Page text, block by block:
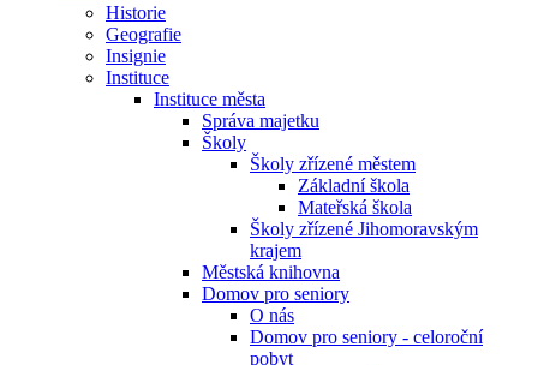
Historie
Geografie
Insignie
Instituce
Instituce města
Správa majetku
Školy
Školy zřízené městem
Základní škola
Mateřská škola
Školy zřízené Jihomoravským
krajem
Městská knihovna
Domov pro seniory
O nás
Domov pro seniory - celoroční
pobyt